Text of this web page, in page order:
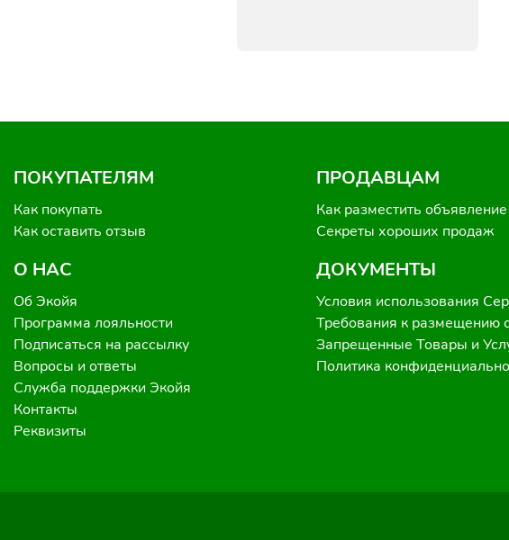
ПОКУПАТЕЛЯМ
Как покупать
Как оставить отзыв
О НАС
Об Экойя
Программа лояльности
Подписаться на рассылку
Вопросы и ответы
Служба поддержки Экойя
Контакты
Реквизиты
ПРОДАВЦАМ
Как разместить объявление
Секреты хороших продаж
ДОКУМЕНТЫ
Условия использования
Требования к размещению
Запрещенные Товары и
Политика